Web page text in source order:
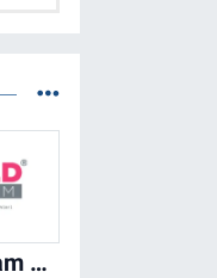
World Reklam Copy Center